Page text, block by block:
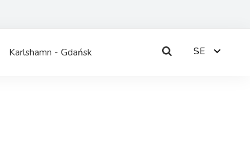
Karlshamn - Gdańsk
SE
Sök
Sök